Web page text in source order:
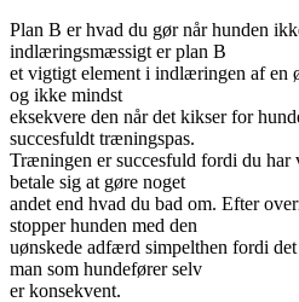
Plan B er hvad du gør når hunden
indlæringsmæssigt er plan B
et vigtigt element i indlæringen af en
og ikke mindst
eksekvere den når det kikser for
succesfuldt træningspas.
Træningen er succesfuld fordi du har
betale sig at gøre noget
andet end hvad du bad om. Efter
stopper hunden med den
uønskede adfærd simpelthen fordi
man som hundefører selv
er konsekvent.